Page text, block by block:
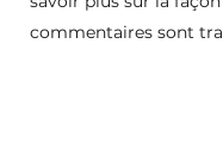
commentaires sont